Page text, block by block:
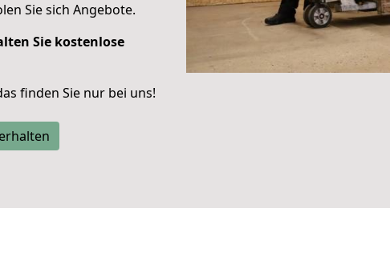
Sie sich Angebote.
Sie kostenlose
finden Sie nur bei uns!